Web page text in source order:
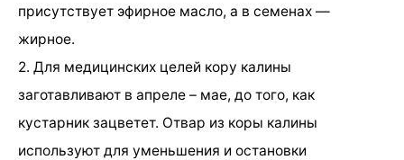
присутствует эфирное масло, а в семенах —
жирное.
2. Для медицинских целей кору калины
заготавливают в апреле – мае, до того, как
кустарник зацветет. Отвар из коры калины
используют для уменьшения и остановки